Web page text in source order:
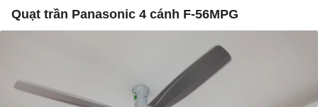
Quạt trần Panasonic 4 cánh F-56MPG